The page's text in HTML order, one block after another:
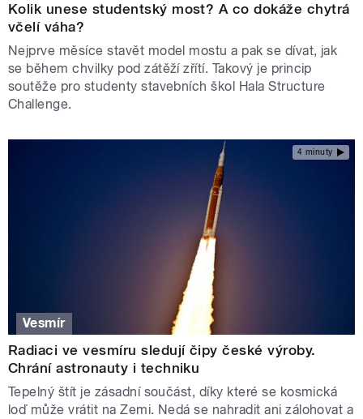
Kolik unese studentský most? A co dokáže chytrá
včelí váha?
Nejprve měsíce stavět model mostu a pak se dívat, jak
se během chvilky pod zátěží zřítí. Takový je princip
soutěže pro studenty stavebních škol Hala Structure
Challenge.
4 minuty
Vesmír
Radiaci ve vesmíru sledují čipy české výroby.
Chrání astronauty i techniku
Tepelný štít je zásadní součást, díky které se kosmická
loď může vrátit na Zemi. Nedá se nahradit ani zálohovat a